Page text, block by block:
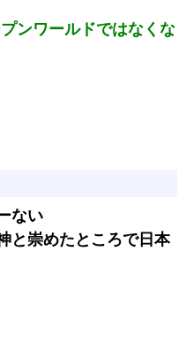
ンワールドではなくな
ない
と崇めたところで日本